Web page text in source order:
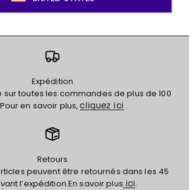
Expédition
sur toutes les commandes de plus de 100
en savoir plus,cliquez ici .
Retours
peuvent être retournés dans les 45
l’expédition.En savoir plus ici.